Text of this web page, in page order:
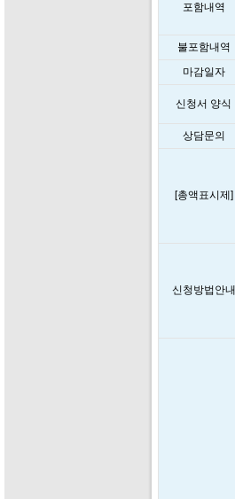
포함내역
불포함내역
마감일자
신청서 양식
상담문의
[총액표시제]
신청방법안내